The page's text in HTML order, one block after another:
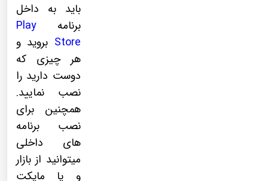
باید به داخل
برنامه Play
Store بروید و
هر چیزی که
دوست دارید را
نصب نمایید.
همچنین برای
نصب برنامه
های داخلی
میتوانید از بازار
و یا مایکت